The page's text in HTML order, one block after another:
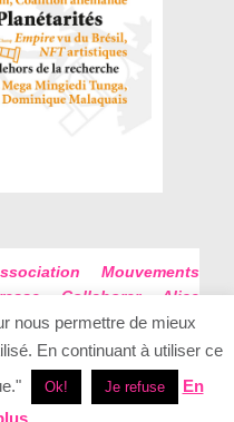
Mouvements
Collaborer
Alice
Antérieur
Plan du site
nous permettre de mieux
En continuant à utiliser ce
Ok! Je refuse
En